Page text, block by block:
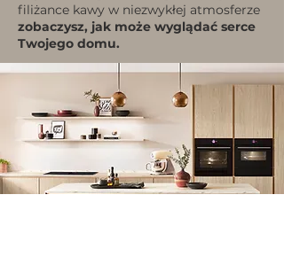
filiżance kawy w niezwykłej atmosferze
zobaczysz, jak może wyglądać serce
Twojego domu.